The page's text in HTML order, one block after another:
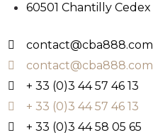
60501 Chantilly Cedex
contact@cba888.com
contact@cba888.com
+ 33 (0)3 44 57 46 13
+ 33 (0)3 44 57 46 13
+ 33 (0)3 44 58 05 65